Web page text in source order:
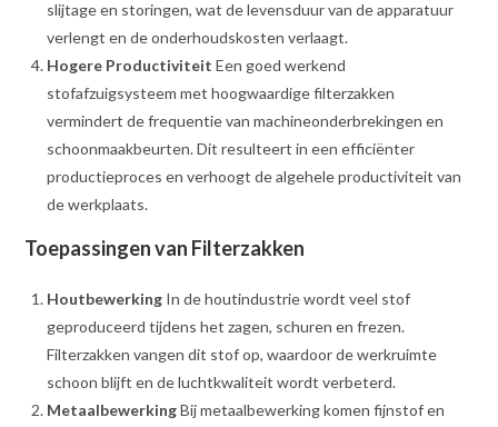
slijtage en storingen, wat de levensduur van de apparatuur
verlengt en de onderhoudskosten verlaagt.
Hogere Productiviteit Een goed werkend
stofafzuigsysteem met hoogwaardige filterzakken
vermindert de frequentie van machineonderbrekingen en
schoonmaakbeurten. Dit resulteert in een efficiënter
productieproces en verhoogt de algehele productiviteit van
de werkplaats.
Toepassingen van Filterzakken
Houtbewerking In de houtindustrie wordt veel stof
geproduceerd tijdens het zagen, schuren en frezen.
Filterzakken vangen dit stof op, waardoor de werkruimte
schoon blijft en de luchtkwaliteit wordt verbeterd.
MetaalbewerkingBij metaalbewerking komen fijnstof en